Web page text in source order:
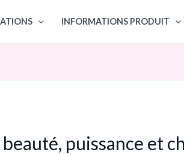
INFORMATIONS PRODUIT
puissance et